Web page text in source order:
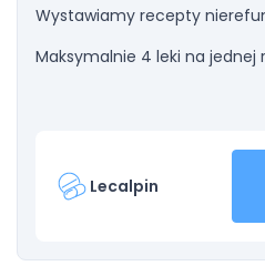
Wystawiamy recepty
Maksymalnie 4 leki na jednej
Lecalpin